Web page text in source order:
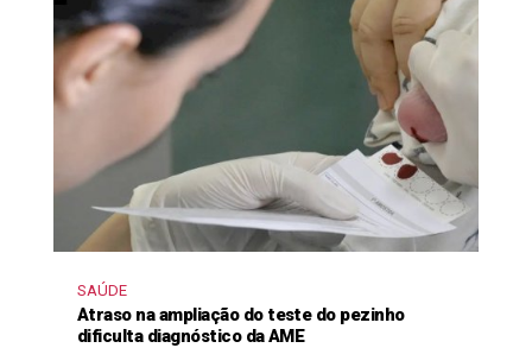
SAÚDE
Atraso na ampliação do teste do pezinho
dificulta diagnóstico da AME